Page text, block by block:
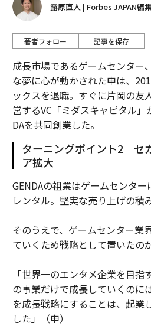
露原直人 | Forbes JAPAN編
著者フォロー 記事を保存
成長市場であるゲームセンター
な夢に心が動かされた申は、
ックスを退職。すぐに片岡の友
営するVC「ミダスキャピタル」
DAを共同創業した。
ターニングポイント2 セ
ア拡大
GENDAの祖業はゲームセンタ
レンタル。堅実な売り上げの積
そのうえで、ゲームセンター業
ていくため戦略として置いたの
「世界一のエンタメ企業を目
の事業だけで成長していくのに
を成長戦略にすることは、起業
した」（申）